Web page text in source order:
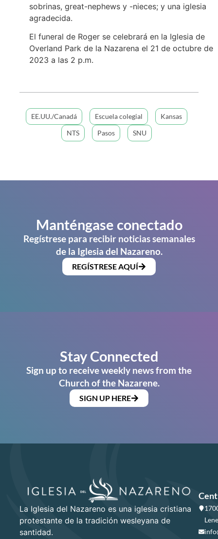
sobrinas, great-nephews y -nieces; y una iglesia
agradecida.
El funeral de Roger se celebrará en la Iglesia de
Overland Park de la Nazarena el 21 de octubre de
2023 a las 2 p.m.
EE.UU./Canadá Escuela colegial
Kansas
NTS
Pasos SNU
Manténgase conectado
Regístrese para recibir noticias semanales
de la Iglesia del Nazareno.
REGÍSTRESE AQUÍ
Stay Connected
Sign up to receive weekly news from the
Church of the Nazarene.
SIGN UP HERE
La Iglesia del Nazareno es una iglesia cristiana
protestante de la tradición wesleyana de
santidad.